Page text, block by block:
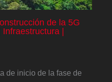
de la 5G
|
de inicio de la fase de